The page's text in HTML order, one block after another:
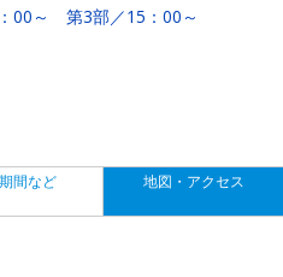
00～ 第3部／15：00～
間など 地図・アクセス